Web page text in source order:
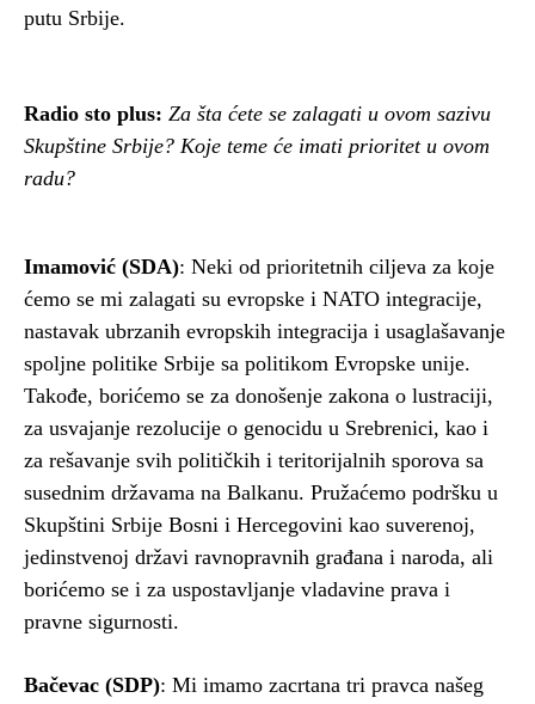
putu Srbije.
Radio sto plus: Za šta ćete se zalagati u ovom sazivu
Skupštine Srbije? Koje teme će imati prioritet u ovom
radu?
Imamović (SDA): Neki od prioritetnih ciljeva za koje
ćemo se mi zalagati su evropske i NATO integracije,
nastavak ubrzanih evropskih integracija i usaglašavanje
spoljne politike Srbije sa politikom Evropske unije.
Takođe, borićemo se za donošenje zakona o lustraciji,
za usvajanje rezolucije o genocidu u Srebrenici, kao i
za rešavanje svih političkih i teritorijalnih sporova sa
susednim državama na Balkanu. Pružaćemo podršku u
Skupštini Srbije Bosni i Hercegovini kao suverenoj,
jedinstvenoj državi ravnopravnih građana i naroda, ali
borićemo se i za uspostavljanje vladavine prava i
pravne sigurnosti.
Bačevac (SDP): Mi imamo zacrtana tri pravca našeg